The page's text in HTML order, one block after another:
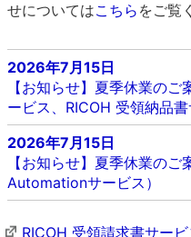
せについてはこちら をご覧
2026年7月15日
【お知らせ】夏季休業の
ービス、RICOH 受領納品書
2026年7月15日
【お知らせ】夏季休業の
Automationサービス）
RICOH 受領請求書サービ